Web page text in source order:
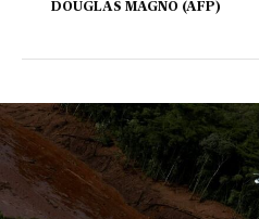
DOUGLAS MAGNO (AFP)